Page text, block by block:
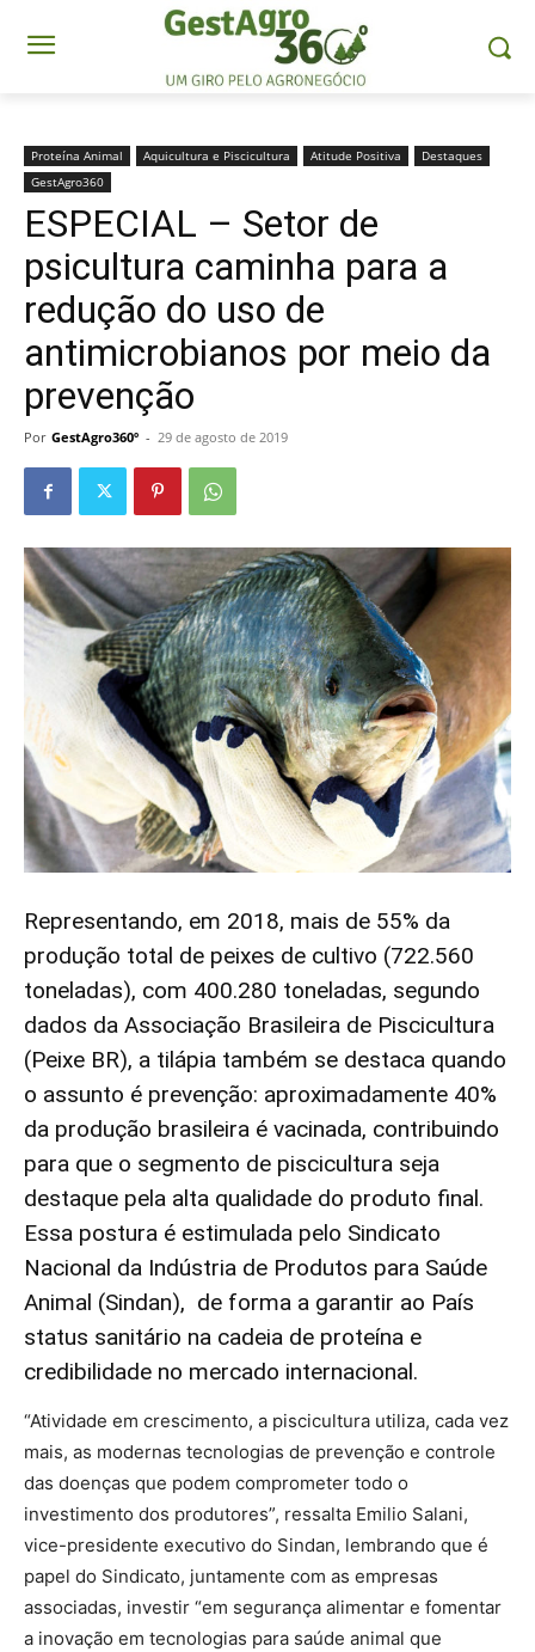
Proteína Animal Aquicultura e Piscicultura Atitude Positiva
Destaques
GestAgro360
ESPECIAL – Setor de
psicultura caminha para a
redução do uso de
antimicrobianos por meio da
prevenção
Por GestAgro360º - 29 de agosto de 2019
Representando, em 2018, mais de 55% da
produção total de peixes de cultivo (722.560
toneladas), com 400.280 toneladas, segundo
dados da Associação Brasileira de Piscicultura
(Peixe BR), a tilápia também se destaca quando
o assunto é prevenção: aproximadamente 40%
da produção brasileira é vacinada, contribuindo
para que o segmento de piscicultura seja
destaque pela alta qualidade do produto final.
Essa postura é estimulada pelo Sindicato
Nacional da Indústria de Produtos para Saúde
Animal (Sindan), de forma a garantir ao País
status sanitário na cadeia de proteína e
credibilidade no mercado internacional.
“Atividade em crescimento, a piscicultura utiliza, cada vez
mais, as modernas tecnologias de prevenção e controle
das doenças que podem comprometer todo o
investimento dos produtores”, ressalta Emilio Salani,
vice-presidente executivo do Sindan, lembrando que é
papel do Sindicato, juntamente com as empresas
associadas, investir “em segurança alimentar e fomentar
a inovação em tecnologias para saúde animal que